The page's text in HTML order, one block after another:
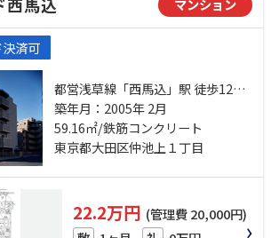
マンション
済可
都営浅草線「西馬込」駅 徒歩12分
東急池上線「久が原」駅 徒歩19分
東急池上線「御嶽山」駅 徒歩22分
築年月：2005年 2月
59.16㎡/鉄筋コンクリート
東京都大田区仲池上１丁目
22.2万円 (管理費 20,000円)